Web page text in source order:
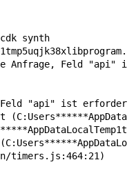
synth
Anfrage, Feld "api"
Feld "api" ist
timers.js:464:21)